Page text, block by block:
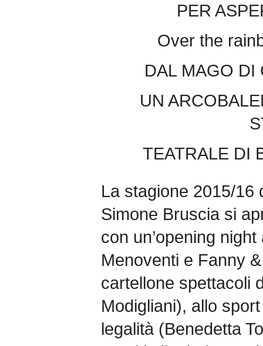
PER
Over the
DAL MAGO DI
UN
TEATRALE DI
La stagione 2015/16
Simone Bruscia si
con un’opening
Menoventi e Fanny
cartellone spettacoli
Modigliani), allo
legalità (Benedetta